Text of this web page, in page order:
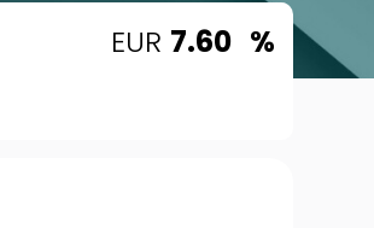
EUR 7.60 %